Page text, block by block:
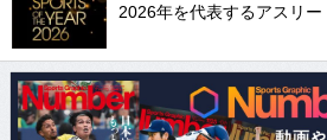
2026年を代表するアスリー